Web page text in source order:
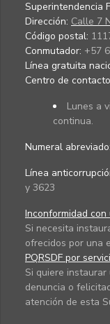
Superintendencia
Dirección: Calle 7
Código postal:
Conmutador: +57
Línea gratuita
Centro de
Lunes a
continua.
Numeral abreviado:
Línea
y 3623
Inconformidad
Si necesita
ofrecidos por una
PQRSDF por
Si quiere instaurar
denuncia o
atención de esta